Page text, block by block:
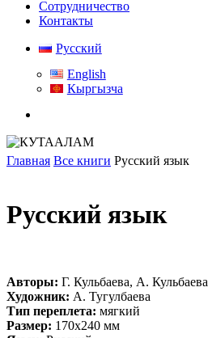
Сотрудничество
Контакты
Русский
English
Кыргызча
Главная Все книги Русский язык
Русский язык
Авторы: Г. Кульбаева, А. Кульбаева
Художник: А. Тугулбаева
Тип переплета: мягкий
Размер: 170х240 мм